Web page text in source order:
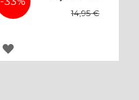
14,95 €
AGREGAR